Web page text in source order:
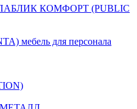
КОМФОРТ (PUBLIC
мебель для персонала